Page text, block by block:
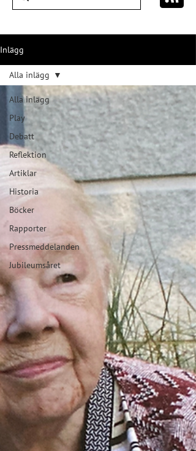
Inlägg
Alla inlägg
Play
Debatt
Reflektion
Artiklar
Historia
Böcker
Rapporter
Pressmeddelanden
Jubileumsåret
Alla inlägg